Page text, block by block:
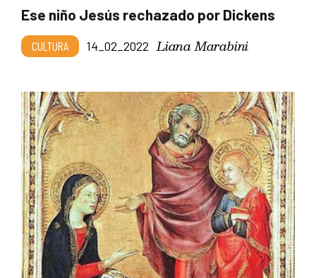
Ese niño Jesús rechazado por Dickens
CULTURA 14_02_2022 Liana Marabini